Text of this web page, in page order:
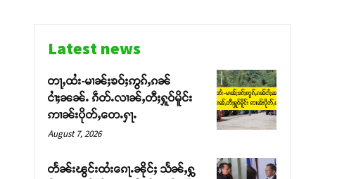
Latest news
တႃႇထႆး-မၢၼ်ႈၶဝ်ႈဢွၵ်ႇၵၼ်
ငၢႆႈၼၼ်ႉ ၵဵတ်ႉလၢၼ်ႇတီႈႁူဝ်မိူင်း
ဢၢၼ်းပိုတ်ႇတေႉႁႃႉ
August 7, 2026
တႅၼ်းၽွင်းထႆးၵေႃႉၼိုင်ႈ သႅၼ်ႇႁွ